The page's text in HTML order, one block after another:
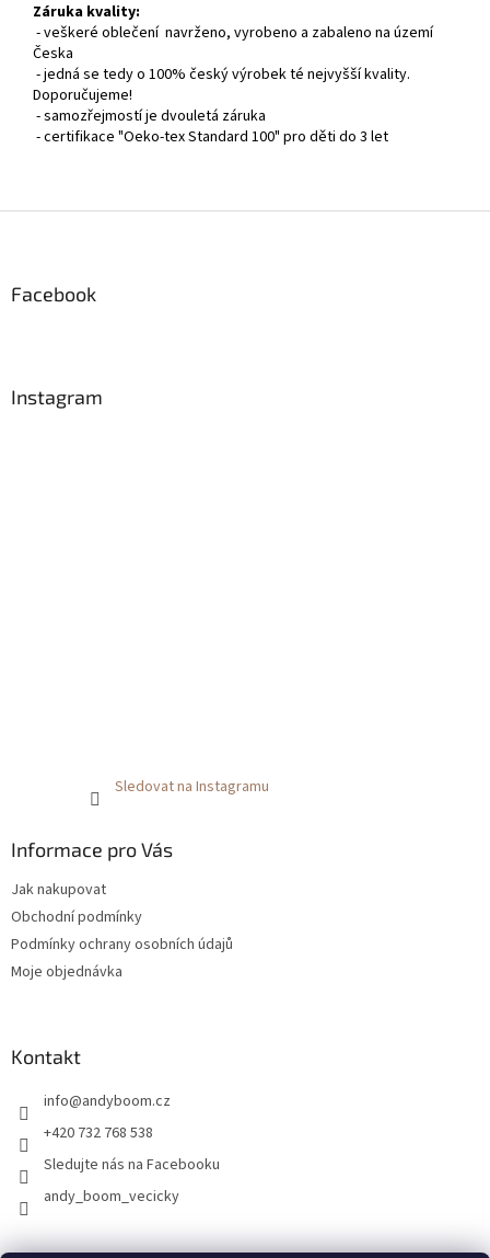
Záruka kvality:
- veškeré oblečení navrženo, vyrobeno a zabaleno na území
Česka
- jedná se tedy o 100% český výrobek té nejvyšší kvality.
Doporučujeme!
- samozřejmostí je dvouletá záruka
- certifikace "Oeko-tex Standard 100" pro děti do 3 let
Facebook
Instagram
Sledovat na Instagramu
Informace pro Vás
Jak nakupovat
Obchodní podmínky
Podmínky ochrany osobních údajů
Moje objednávka
Kontakt
info@andyboom.cz
+420 732 768 538
Sledujte nás na Facebooku
andy_boom_vecicky